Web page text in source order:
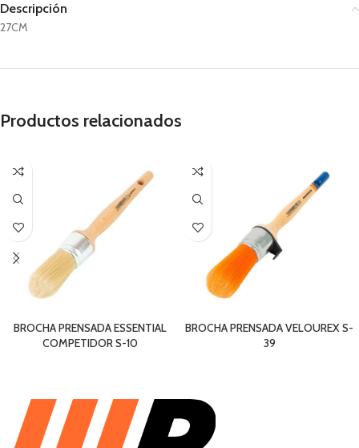
Descripción
27CM
Productos relacionados
BROCHA PRENSADA ESSENTIAL
COMPETIDOR S-10
BROCHA PRENSADA VELOUREX S-
39